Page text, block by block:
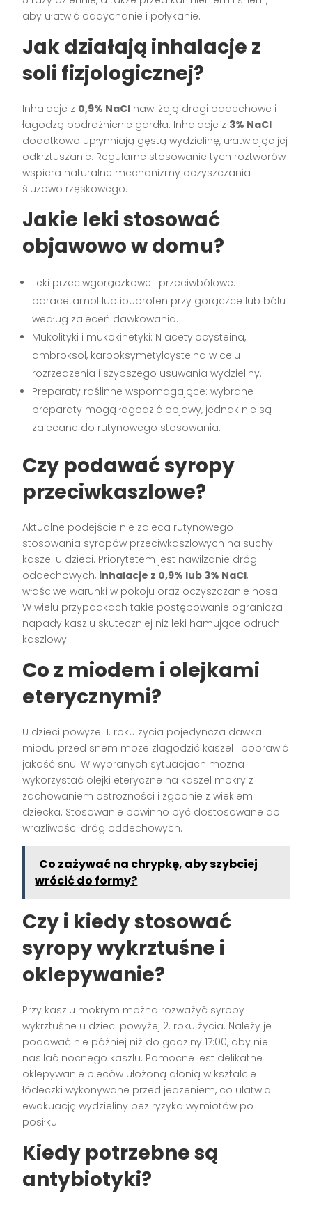
aby ułatwić oddychanie i połykanie.
Jak działają inhalacje z
soli fizjologicznej?
Inhalacje z 0,9% NaCl nawilżają drogi oddechowe i
łagodzą podrażnienie gardła. Inhalacje z 3% NaCl
dodatkowo upłynniają gęstą wydzielinę, ułatwiając jej
odkrztuszanie. Regularne stosowanie tych roztworów
wspiera naturalne mechanizmy oczyszczania
śluzowo rzęskowego.
Jakie leki stosować
objawowo w domu?
Leki przeciwgorączkowe i przeciwbólowe:
paracetamol lub ibuprofen przy gorączce lub bólu
według zaleceń dawkowania.
Mukolityki i mukokinetyki: N acetylocysteina,
ambroksol, karboksymetylcysteina w celu
rozrzedzenia i szybszego usuwania wydzieliny.
Preparaty roślinne wspomagające: wybrane
preparaty mogą łagodzić objawy, jednak nie są
zalecane do rutynowego stosowania.
Czy podawać syropy
przeciwkaszlowe?
Aktualne podejście nie zaleca rutynowego
stosowania syropów przeciwkaszlowych na suchy
kaszel u dzieci. Priorytetem jest nawilżanie dróg
oddechowych, inhalacje z 0,9% lub 3% NaCl,
właściwe warunki w pokoju oraz oczyszczanie nosa.
W wielu przypadkach takie postępowanie ogranicza
napady kaszlu skuteczniej niż leki hamujące odruch
kaszlowy.
Co z miodem i olejkami
eterycznymi?
U dzieci powyżej 1. roku życia pojedyncza dawka
miodu przed snem może złagodzić kaszel i poprawić
jakość snu. W wybranych sytuacjach można
wykorzystać olejki eteryczne na kaszel mokry z
zachowaniem ostrożności i zgodnie z wiekiem
dziecka. Stosowanie powinno być dostosowane do
wrażliwości dróg oddechowych.
Co zażywać na chrypkę, aby szybciej
wrócić do formy?
Czy i kiedy stosować
syropy wykrztuśne i
oklepywanie?
Przy kaszlu mokrym można rozważyć syropy
wykrztuśne u dzieci powyżej 2. roku życia. Należy je
podawać nie później niż do godziny 17:00, aby nie
nasilać nocnego kaszlu. Pomocne jest delikatne
oklepywanie pleców ułożoną dłonią w kształcie
łódeczki wykonywane przed jedzeniem, co ułatwia
ewakuację wydzieliny bez ryzyka wymiotów po
posiłku.
Kiedy potrzebne są
antybiotyki?